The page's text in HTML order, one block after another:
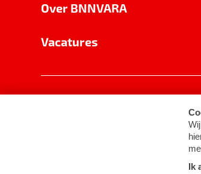
Over BNNVARA
Vacatures
Cookie-instellingen